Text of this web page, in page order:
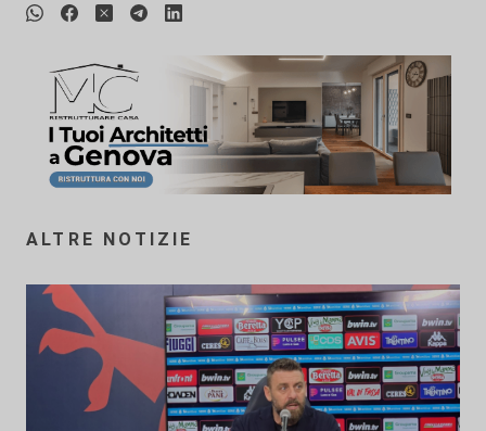
ALTRE NOTIZIE